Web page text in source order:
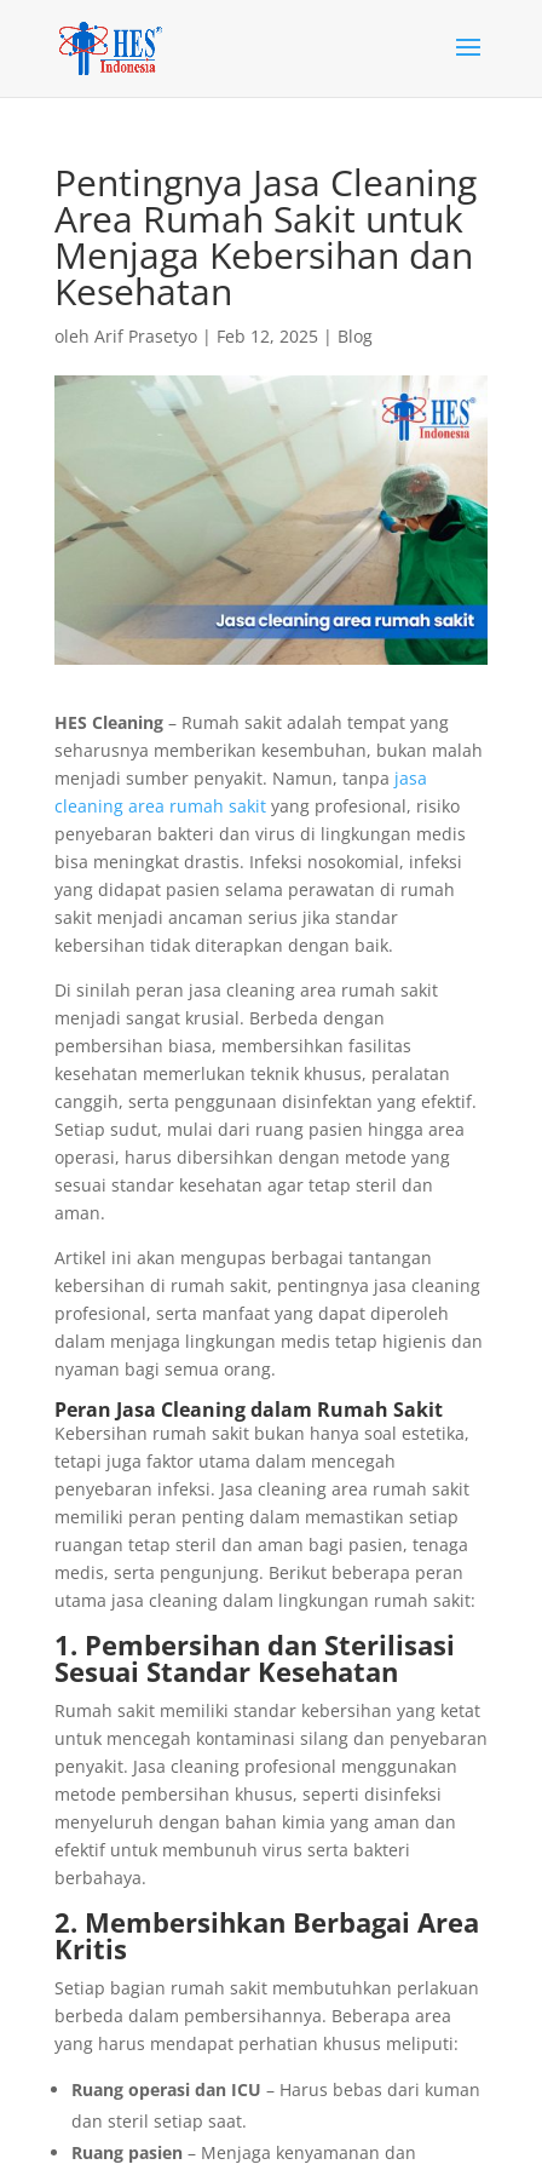
Pentingnya Jasa Cleaning
Area Rumah Sakit untuk
Menjaga Kebersihan dan
Kesehatan
oleh Arif Prasetyo| Feb 12, 2025| Blog
HES Cleaning– Rumah sakit adalah tempat yang
seharusnya memberikan kesembuhan, bukan malah
menjadi sumber penyakit. Namun, tanpa jasa
cleaning area rumah sakityang profesional, risiko
penyebaran bakteri dan virus di lingkungan medis
bisa meningkat drastis. Infeksi nosokomial, infeksi
yang didapat pasien selama perawatan di rumah
sakit menjadi ancaman serius jika standar
kebersihan tidak diterapkan dengan baik.
Di sinilah peran jasa cleaning area rumah sakit
menjadi sangat krusial. Berbeda dengan
pembersihan biasa, membersihkan fasilitas
kesehatan memerlukan teknik khusus, peralatan
canggih, serta penggunaan disinfektan yang efektif.
Setiap sudut, mulai dari ruang pasien hingga area
operasi, harus dibersihkan dengan metode yang
sesuai standar kesehatan agar tetap steril dan
aman.
Artikel ini akan mengupas berbagai tantangan
kebersihan di rumah sakit, pentingnya jasa cleaning
profesional, serta manfaat yang dapat diperoleh
dalam menjaga lingkungan medis tetap higienis dan
nyaman bagi semua orang.
Peran Jasa Cleaning dalam Rumah Sakit
Kebersihan rumah sakit bukan hanya soal estetika,
tetapi juga faktor utama dalam mencegah
penyebaran infeksi. Jasa cleaning area rumah sakit
memiliki peran penting dalam memastikan setiap
ruangan tetap steril dan aman bagi pasien, tenaga
medis, serta pengunjung. Berikut beberapa peran
utama jasa cleaning dalam lingkungan rumah sakit:
1. Pembersihan dan Sterilisasi
Sesuai Standar Kesehatan
Rumah sakit memiliki standar kebersihan yang ketat
untuk mencegah kontaminasi silang dan penyebaran
penyakit. Jasa cleaning profesional menggunakan
metode pembersihan khusus, seperti disinfeksi
menyeluruh dengan bahan kimia yang aman dan
efektif untuk membunuh virus serta bakteri
berbahaya.
2. Membersihkan Berbagai Area
Kritis
Setiap bagian rumah sakit membutuhkan perlakuan
berbeda dalam pembersihannya. Beberapa area
yang harus mendapat perhatian khusus meliputi:
Ruang operasi dan ICU – Harus bebas dari kuman
dan steril setiap saat.
Ruang pasien– Menjaga kenyamanan dan